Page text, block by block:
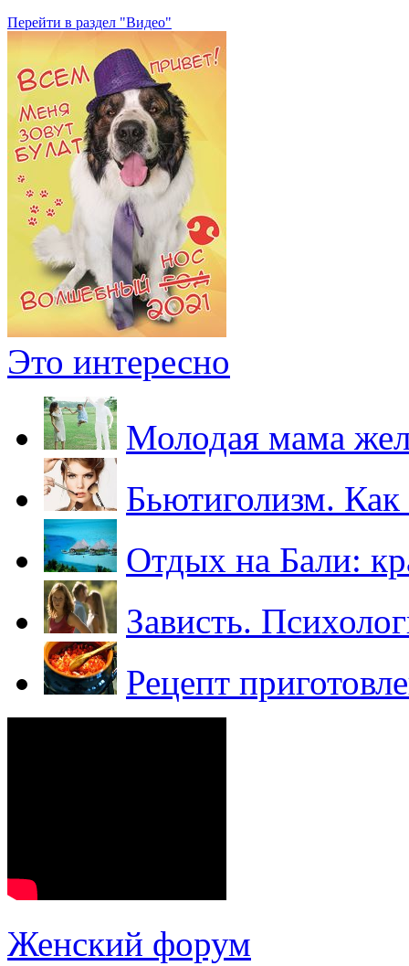
Перейти в раздел "Видео"
Это интересно
Молодая мама
Бьютиголизм.
Отдых на Бали:
Зависть.
Рецепт
Женский форум